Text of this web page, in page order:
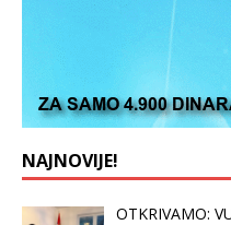
NAJNOVIJE!
OTKRIVAMO: